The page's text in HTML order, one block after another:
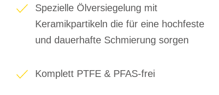
Spezielle Ölversiegelung mit
Keramikpartikeln die für eine hochfeste
und dauerhafte Schmierung sorgen
Komplett PTFE & PFAS-frei